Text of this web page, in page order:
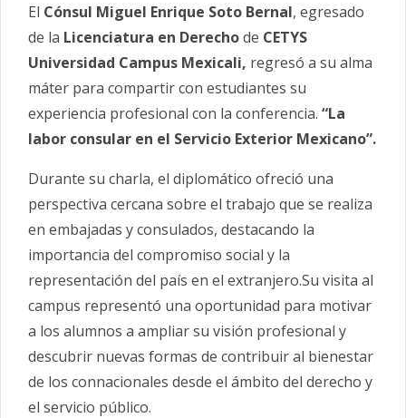
El Cónsul Miguel Enrique Soto Bernal, egresado
de la Licenciatura en Derechode CETYS
Universidad Campus Mexicali, regresó a su alma
máter para compartir con estudiantes su
experiencia profesional con la conferencia. “La
labor consular en el Servicio Exterior Mexicano”.
Durante su charla, el diplomático ofreció una
perspectiva cercana sobre el trabajo que se realiza
en embajadas y consulados, destacando la
importancia del compromiso social y la
representación del país en el extranjero.Su visita al
campus representó una oportunidad para motivar
a los alumnos a ampliar su visión profesional y
descubrir nuevas formas de contribuir al bienestar
de los connacionales desde el ámbito del derecho y
el servicio público.